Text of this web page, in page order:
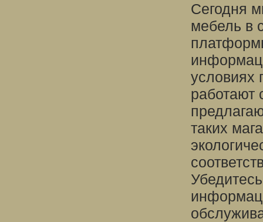
Сегодня
мебель в
условиях
работают
таких